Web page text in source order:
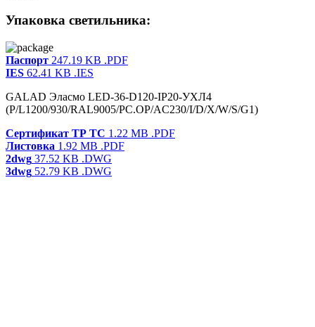
Упаковка светильника:
Паспорт 247.19 KB .PDF
IES 62.41 KB .IES
GALAD Эласмо LED-36-D120-IP20-УХЛ4
(P/L1200/930/RAL9005/PC.OP/AC230/I/D/X/W/S/G1)
Сертификат ТР ТС 1.22 MB .PDF
Листовка 1.92 MB .PDF
2dwg 37.52 KB .DWG
3dwg 52.79 KB .DWG